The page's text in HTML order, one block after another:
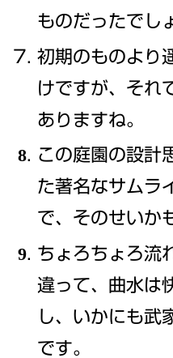
ものだったでし
初期のものより
けですが、それ
ありますね。
この庭園の設計
た著名なサムラ
で、そのせいか
ちょろちょろ流
違って、曲水は
し、いかにも武
です。